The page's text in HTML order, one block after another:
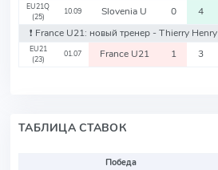
EU21Q
(25)
10.09 Slovenia U 0 4
❗️ France U21: новый тренер - Thierry Henry
EU21
(23)
01.07 France U21 1 3
ТАБЛИЦА СТАВОК
Победа